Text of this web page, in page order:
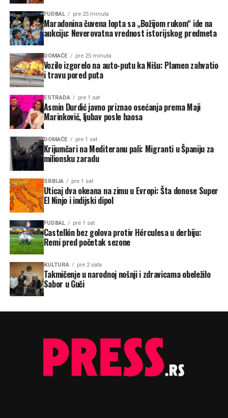
FUDBAL pre 25 minuta
Maradonina čuvena lopta sa „Božijom rukom“ ide na
aukciju: Neverovatna vrednost istorijskog predmeta
DOMAĆE pre 25 minuta
Vozilo izgorelo na auto-putu ka Nišu: Plamen zahvatio
i travu pored puta
ESTRADA pre 1 sat
Asmin Durdić javno priznao osećanja prema Maji
Marinković, ljubav posle haosa
DOMAĆE pre 1 sat
Krijumčari na Mediteranu pali: Migranti u Španiju za
milionsku zaradu
SRBIJA pre 1 sat
Uticaj dva okeana na zimu u Evropi: Šta donose Super
El Ninjo i indijski dipol
FUDBAL pre 1 sat
Castellón bez golova protiv Hérculesa u derbiju:
Remi pred početak sezone
KULTURA pre 2 sata
Takmičenje u narodnoj nošnji i zdravicama obeležilo
Sabor u Guči